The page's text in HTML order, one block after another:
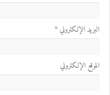
البريد الإلكتروني*
الموقع الإلكتروني